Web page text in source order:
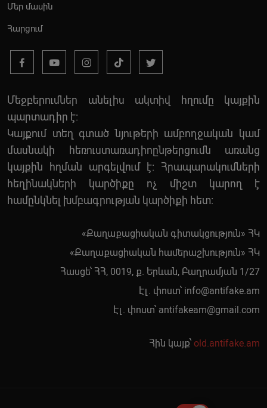
Մեր մասին
Հարցում
Մեջբերումներ անելիս ակտիվ հղումը կայքին
պարտադիր է:
Կայքում տեղ գտած նյութերի ամբողջական կամ
մասնակի հեռուստառադիոընթերցումն առանց
կայքին հղման արգելվում է: Հրապարակումների
հեղինակների կարծիքը ոչ միշտ կարող է
համընկնել խմբագրության կարծիքի հետ:
«Քաղաքացիական գիտակցություն» ՀԿ
«Քաղաքացիական համերաշխություն» ՀԿ
Հասցե՝ ՀՀ, 0019, ք. Երևան, Բաղրամյան 1/27
Էլ. փոստ՝ info@antifake.am
Էլ. փոստ՝ antifakeam@gmail.com
Հին կայք՝ old.antifake.am